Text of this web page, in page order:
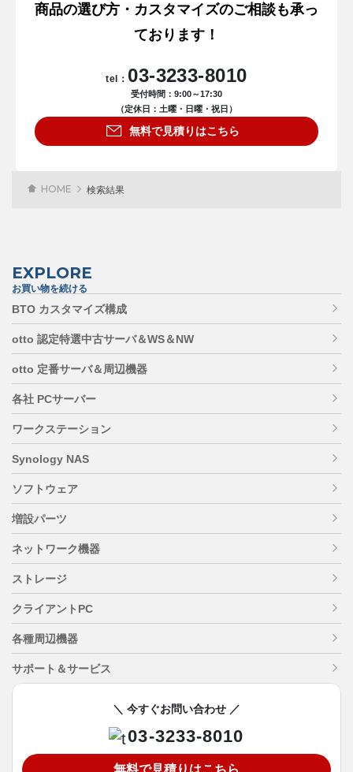
商品の選び方・カスタマイズのご相談も承っ
ております！
tel： 03-3233-8010
受付時間：9:00～17:30
（定休日：土曜・日曜・祝日）
無料で見積りはこちら
HOME 検索結果
EXPLORE
お買い物を続ける
BTO カスタマイズ構成
otto 認定特選中古サーバ＆WS＆NW
otto 定番サーバ＆周辺機器
各社 PCサーバー
ワークステーション
Synology NAS
ソフトウェア
増設パーツ
ネットワーク機器
ストレージ
クライアントPC
各種周辺機器
サポート＆サービス
＼ 今すぐお問い合わせ ／
03-3233-8010
無料で見積りはこちら